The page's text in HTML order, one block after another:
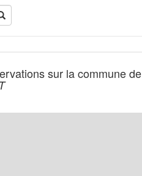
sur la commune de